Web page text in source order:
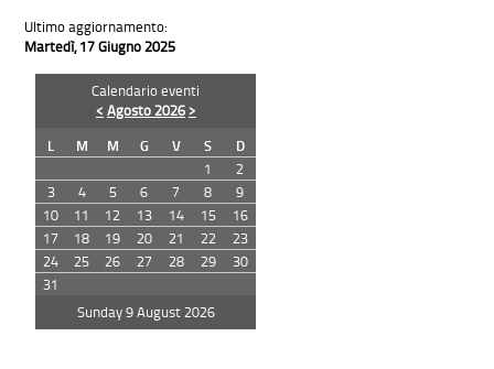
Ultimo aggiornamento:
Martedì, 17 Giugno 2025
Calendario eventi
< Agosto 2026>
L M M G V S D
1
2
3
4 5 6 7 8
9
10
11 12 13 14 15
16
17
18 19 20 21 22
23
24
25 26 27 28 29
30
31
Sunday 9 August 2026